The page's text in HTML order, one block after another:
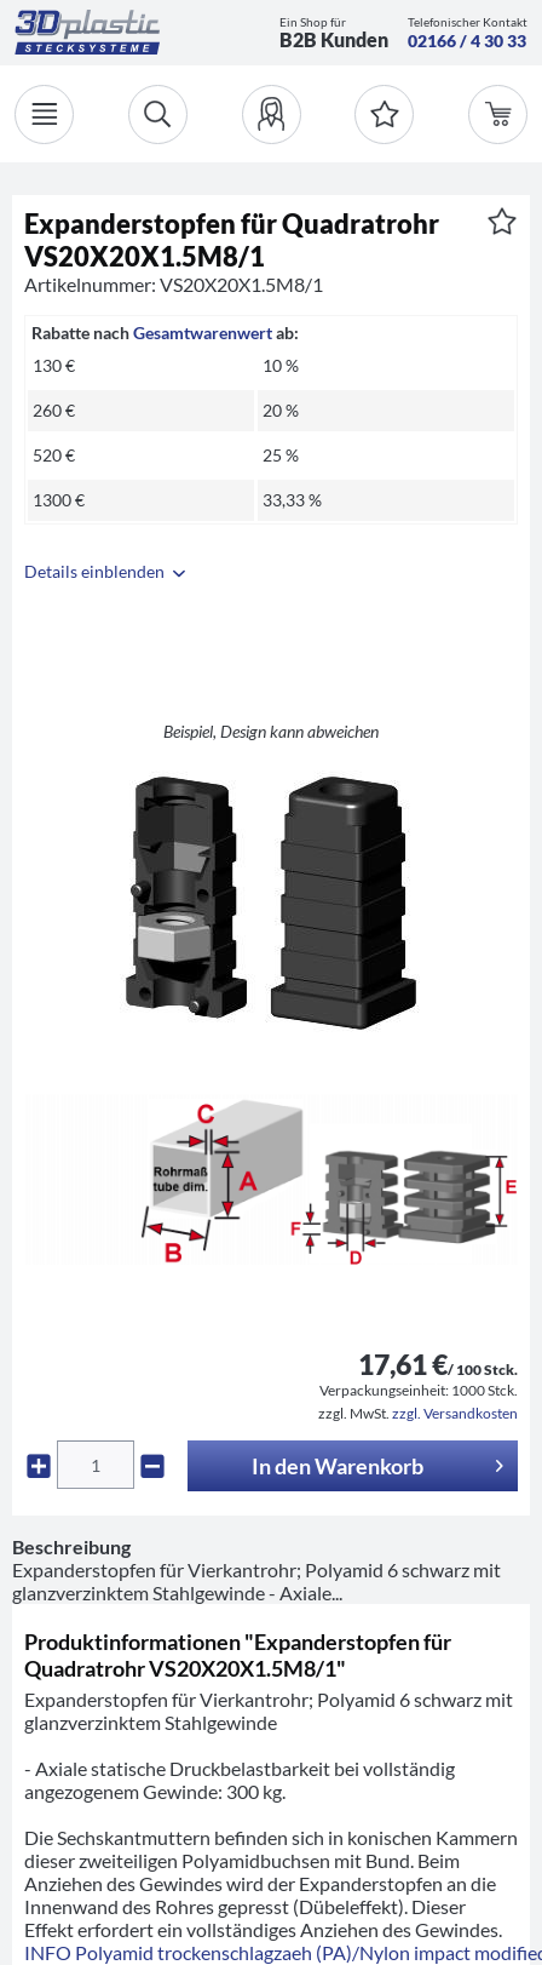
Ein Shop für
B2B Kunden
Telefonischer Kontakt
02166 / 4 30 33
Details einblenden
Beispiel, Design kann abweichen
Expanderstopfen für Quadratrohr
VS20X20X1.5M8/1
Artikelnummer: VS20X20X1.5M8/1
Rabatte nachGesamtwarenwertab:
130 €
10 %
260 € 20 %
520 € 25 %
1300 € 33,33 %
17,61 €/ 100 Stck.
Verpackungseinheit: 1000 Stck.
zzgl. MwSt. zzgl. Versandkosten
In denWarenkorb
Beschreibung
Expanderstopfen für Vierkantrohr; Polyamid 6 schwarz mit
glanzverzinktem Stahlgewinde - Axiale...
Produktinformationen "Expanderstopfen für
Quadratrohr VS20X20X1.5M8/1"
Expanderstopfen für Vierkantrohr; Polyamid 6 schwarz mit
glanzverzinktem Stahlgewinde
- Axiale statische Druckbelastbarkeit bei vollständig
angezogenem Gewinde: 300 kg.
Die Sechskantmuttern befinden sich in konischen Kammern
dieser zweiteiligen Polyamidbuchsen mit Bund. Beim
Anziehen des Gewindes wird der Expanderstopfen an die
Innenwand des Rohres gepresst (Dübeleffekt). Dieser
Effekt erfordert ein vollständiges Anziehen des Gewindes.
INFO Polyamid trockenschlagzaeh (PA)/Nylon impact